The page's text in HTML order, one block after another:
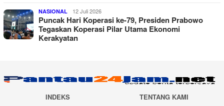
NASIONAL 12 Juli 2026
Puncak Hari Koperasi ke-79, Presiden Prabowo
Tegaskan Koperasi Pilar Utama Ekonomi
Kerakyatan
INDEKS TENTANG KAMI